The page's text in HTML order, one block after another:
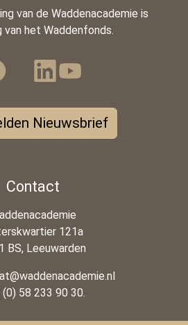
van de Waddenacademie is
het Waddenfonds.
Nieuwsbrief
Contact
121a
BS, Leeuwarden
(0) 58 233 90 30.